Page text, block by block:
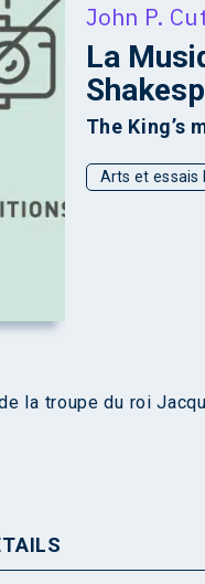
John P.
La
The King’s
Arts et essais
la troupe du roi